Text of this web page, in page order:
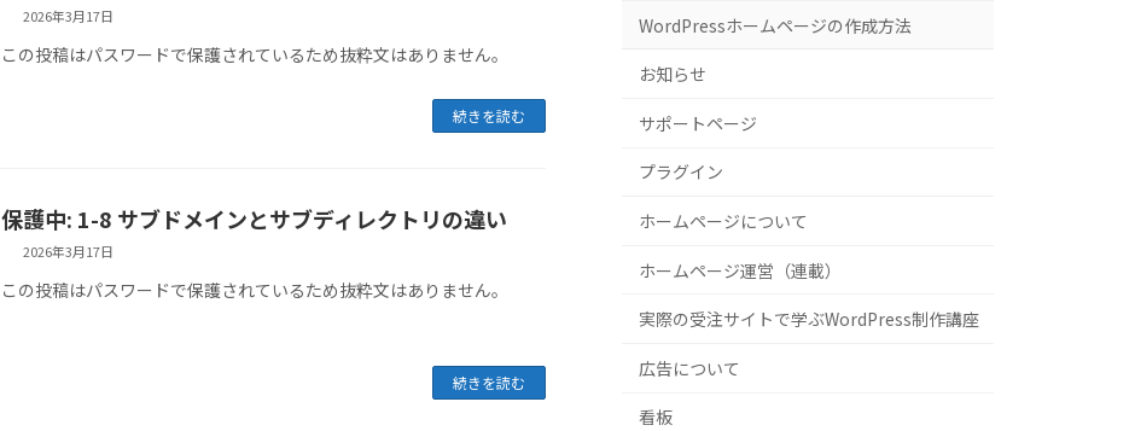
2026年3月17日
この投稿はパスワードで保護されているため抜粋文はありません。
続きを読む
保護中: 1-8 サブドメインとサブディレクトリの違い
2026年3月17日
この投稿はパスワードで保護されているため抜粋文はありません。
続きを読む
WordPressホームページの作成方法
お知らせ
サポートページ
プラグイン
ホームページについて
ホームページ運営（連載）
実際の受注サイトで学ぶWordPress制作講座
広告について
看板